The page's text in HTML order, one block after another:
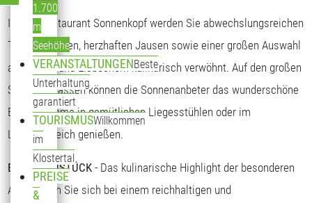
1.700
m
Seehöhe
VERANSTALTUNGENBeste
Unterhaltung
garantiert
TOURISMUSWillkommen
im
Klostertal
PREISE
&
Im Bergrestaurant Sonnenkopf werden Sie abwechslungsreichen
Tagesgerichten, herzhaften Jausen sowie einer großen Auswahl
an Kuchen und Eisbechern kulinarisch verwöhnt. Auf den großen
Sonnenterrassen können die Sonnenanbeter das wunderschöne
Bergpanorama in gemütlichen Liegesstühlen oder im
Loungebereich genießen.
BERGFRÜHSTÜCK - Das kulinarische Highlight der besonderen
Art. Stärken Sie sich bei einem reichhaltigen und